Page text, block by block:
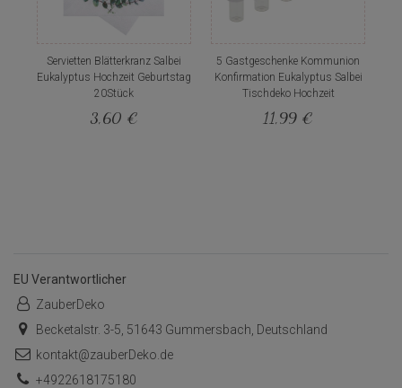
Servietten Blätterkranz Salbei
Eukalyptus Hochzeit Geburtstag
20Stück
3,60 €
5 Gastgeschenke Kommunion
Konfirmation Eukalyptus Salbei
Tischdeko Hochzeit
11,99 €
EU Verantwortlicher
ZauberDeko
Becketalstr. 3-5, 51643 Gummersbach, Deutschland
kontakt@zauberDeko.de
+4922618175180